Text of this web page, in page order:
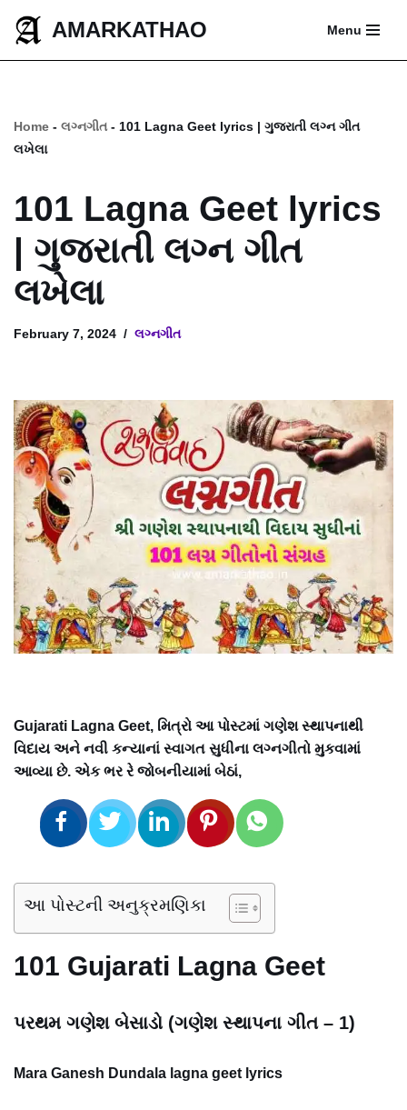
Skip
AMARKATHAO Menu
Home - લગ્નગીત- 101 Lagna Geet lyrics | ગુજરાતી લગ્ન ગીત
લખેલા
101 Lagna Geet lyrics
| ગુજરાતી લગ્ન ગીત
લખેલા
February 7, 2024 લગ્નગીત
Gujarati Lagna Geet, મિત્રો આ પોસ્ટમાં ગણેશ સ્થાપનાથી
વિદાય અને નવી કન્યાનાં સ્વાગત સુધીના લગ્નગીતો મુકવામાં
આવ્યા છે. એક ભર રે જોબનીયામાં બેઠાં,
આ પોસ્ટની અનુક્રમણિકા
101 Gujarati Lagna Geet
પરથમ ગણેશ બેસાડો (ગણેશ સ્થાપના ગીત – 1)
Mara Ganesh Dundala lagna geet lyrics